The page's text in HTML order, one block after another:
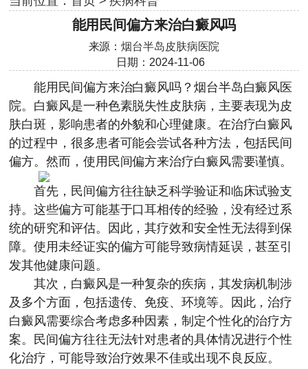
能用民间偏方来治白癜风吗
来源：烟台半岛皮肤病医院
日期：2024-11-06
能用民间偏方来治白癜风吗？ 烟台半岛白癜风医
院。白癜风是一种色素脱失性皮肤病，主要表现为皮
肤白斑，影响患者的外貌和心理健康。在治疗白癜风
的过程中，很多患者可能会尝试各种方法，包括民间
偏方。然而，使用民间偏方来治疗白癜风需要谨慎。
首先，民间偏方往往缺乏科学验证和临床试验支
持。这些偏方可能基于口耳相传的经验，没有经过系
统的研究和评估。因此，其疗效和安全性无法得到保
障。使用未经证实的偏方可能导致病情延误，甚至引
发其他健康问题。
其次，白癜风是一种复杂的疾病，其发病机制涉
及多个方面，包括遗传、免疫、环境等。因此，治疗
白癜风需要综合考虑多种因素，制定个性化的治疗方
案。民间偏方往往无法针对患者的具体情况进行个性
化治疗，可能导致治疗效果不佳或出现不良反应。